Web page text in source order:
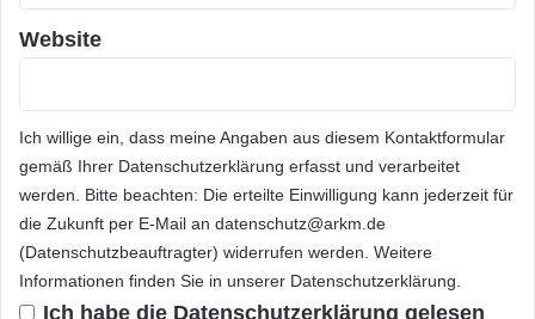
integriert, die auf der CES vorstellt werden. Es
sind die ersten Empfangsgeräte der Branche
mit eingebauter WiFi-Kommunikation über die
Kenwood Cloud. INRIX bietet den Besitzern
der Excelon DNN990HD und DNN770HD
Receiver topaktuelle Informationen zu Verkehr,
Parkmöglichkeiten, Kraftstoff und Wetter, so
dass Autofahrer Zeit, Sprit und Frustration
d
e
r
E
S
2
0
1
Website
Ich willige ein, dass meine Angaben aus diesem Kontaktformular
gemäß Ihrer Datenschutzerklärung erfasst und verarbeitet
werden. Bitte beachten: Die erteilte Einwilligung kann jederzeit für
die Zukunft per E-Mail an datenschutz@arkm.de
(Datenschutzbeauftragter) widerrufen werden. Weitere
Informationen finden Sie in unserer Datenschutzerklärung
Ich habe die Datenschutzerklärung gelesen